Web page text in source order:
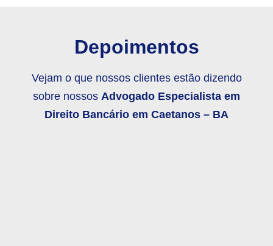
Depoimentos
Vejam o que nossos clientes estão dizendo
sobre nossos Advogado Especialista em
Direito Bancário em Caetanos – BA